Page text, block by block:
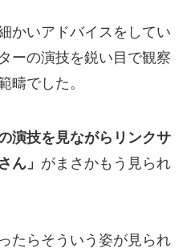
かいアドバイスをしてい
ーの演技を鋭い目で観察
疇でした。
演技を見ながらリンクサ
ん」 がまさかもう見られ
たらそういう姿が見られ